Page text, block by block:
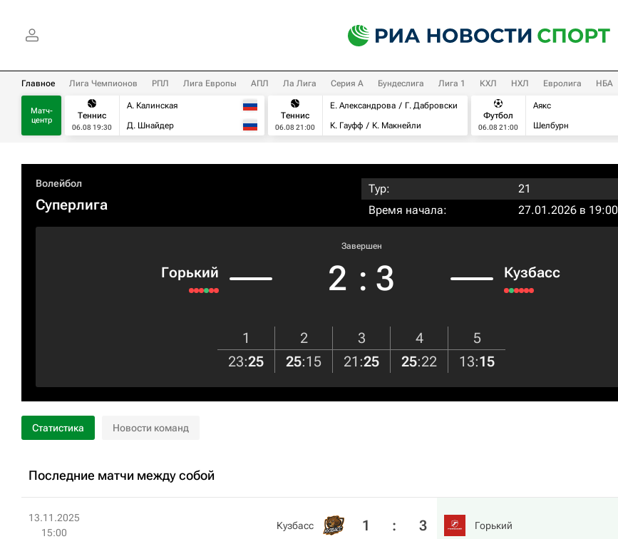
Главное Лига Чемпионов РПЛ Лига Европы АПЛ Ла Лига Серия А Бундеслига Лига 1 КХЛ НХЛ Евролига НБА
Матч-
центр
Теннис
06.08 19:30
А. Калинская
Д. Шнайдер
Теннис
06.08 21:00
Е. Александрова
Г. Дабровски
К. Гауфф
К. Макнейли
Футбол
06.08 21:00
Аякс
Шелбурн
Волейбол
Суперлига
Тур:
21
Время начала:
27.01.2026 в 19:00
Горький
Завершен
2 : 3 Кузбасс
1 2 3 4
5
23:25 25:15 21 :25 25:22 13:15
Статистика Новости команд
Последние матчи между собой
13.11.2025
15:00
Кузбасс 1 : 3 Горький